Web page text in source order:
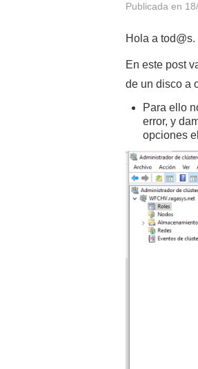
Publicada en
Hola a tod@s.
En este post
de un disco a
Para ello
error, y
opciones